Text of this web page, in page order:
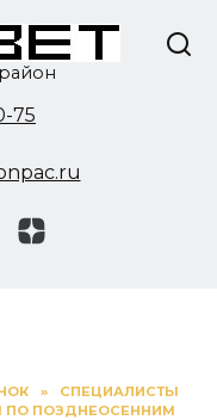
75
»
СПЕЦИАЛИСТЫ
ПО ПОЗДНЕОСЕННИМ